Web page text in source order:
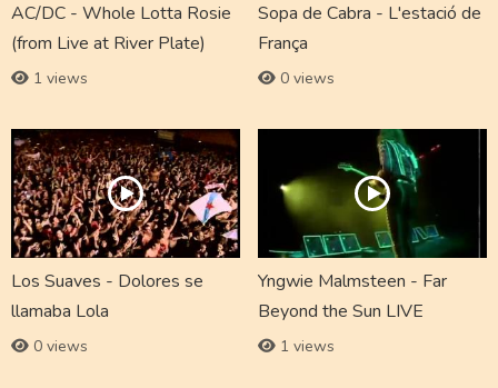
AC/DC - Whole Lotta Rosie
(from Live at River Plate)
1 views
Sopa de Cabra - L'estació de
França
0 views
Los Suaves - Dolores se
llamaba Lola
0 views
Yngwie Malmsteen - Far
Beyond the Sun LIVE
1 views